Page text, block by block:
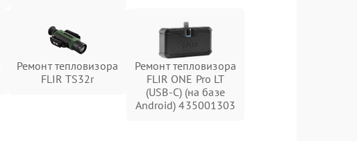
Ремонт тепловизора
FLIR TS32r
Ремонт тепловизора
FLIR ONE Pro LT
(USB-C) (на базе
Android) 435001303